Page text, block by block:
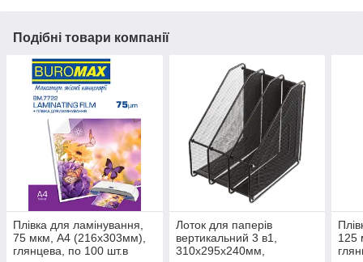
Подібні товари компанії
Плівка для ламінування,
75 мкм, A4 (216x303мм),
глянцева, по 100 шт.в
Лоток для паперів
вертикальний 3 в1,
310x295x240мм,
125